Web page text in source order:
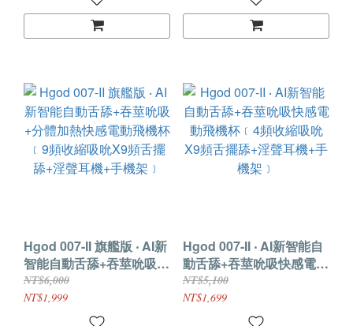
Hgod 007-II 旗艦版 ‧ AI新
智能自動舌舔+吞莖吮吸
+分體加熱快感電動飛機杯
﹝9頻收縮吸吮X9頻舌擺
舔+淫聲耳機+手機架﹞
NT$6,000
NT$1,999
Hgod 007-II ‧ AI新智能自
動舌舔+吞莖吮吸快感電動
飛機杯﹝4頻收縮吸吮X9
頻舌擺舔+淫聲耳機+手機
NT$5,100
NT$1,699